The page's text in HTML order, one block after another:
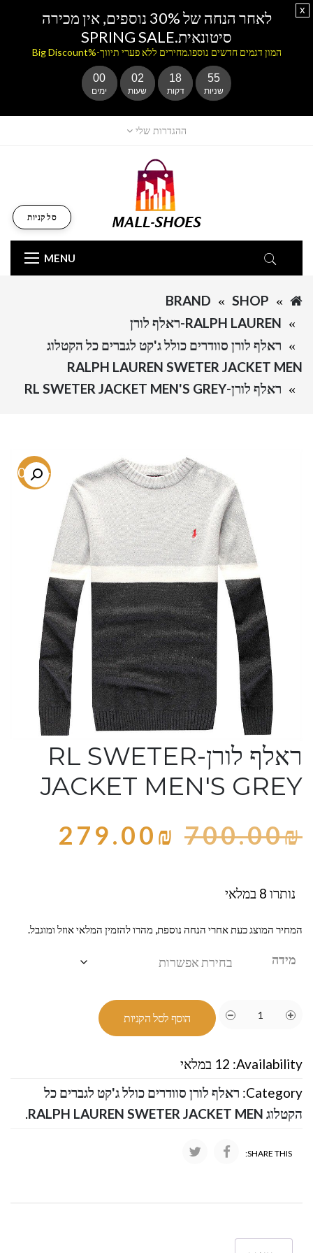
ההגדרות שלי
MENU
סל קניות
SHOP
BRAND
RALPH LAUREN-ראלף לורן
ראלף לורן סוודרים כולל ג'קט לגברים כל הקטלוג
RALPH LAUREN SWETER JACKET MEN
ראלף לורן-RL SWETER JACKET MEN'S GREY
-60.1%
ראלף לורן-RL SWETER
JACKET MEN'S GREY
700.00₪
279.00₪
נותרו 8 במלאי
המחיר המוצג כעת אחרי הנחה נוספת, מהרו להזמין המלאי אוזל ומוגבל.
מידה
הוסף לסל הקניות
Availability: 12 במלאי
Category: ראלף לורן סוודרים כולל ג'קט לגברים כל
הקטלוג RALPH LAUREN SWETER JACKET MEN
.
SHARE THIS:
לאחר הנחה של 30% נוספים, אין מכירה
סיטונאית.SPRING SALE
המון דגמים חדשים נוספו.מחירים ללא פערי תיווך-%Big Discount
00
ימים
02
שעות
18
דקות
55
שניות
x